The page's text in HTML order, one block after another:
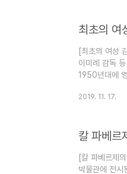
심할 때 좋습
최초의 여
[최초의 여성
이미례 감독
1950년대에
그녀의 이야기
옥 감독을 다시
2019. 11. 17.
칼 파베르
[칼 파베르제
박물관에 전시